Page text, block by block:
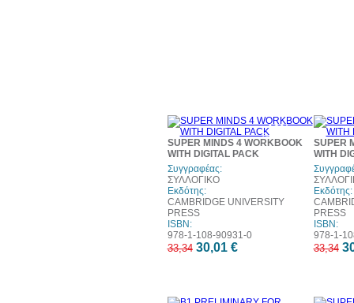
10%
έκπτωση
SUPER MINDS 4 WORKBOOK
WITH DIGITAL PACK
Συγγραφέας:
ΣΥΛΛΟΓΙΚΟ
Εκδότης:
CAMBRIDGE UNIVERSITY
PRESS
ISBN:
978-1-108-90931-0
33,34 30,01 €
SUPER
WITH
Εκδότης:
PRESS
ISBN:
978-1-
33,34